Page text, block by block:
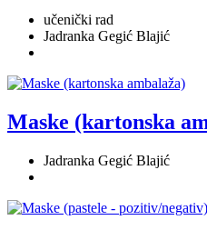
učenički rad
Jadranka Gegić Blajić
Maske (kartonska
Jadranka Gegić Blajić